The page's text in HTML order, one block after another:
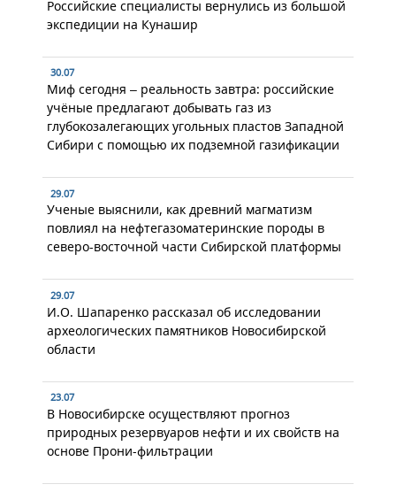
Российские специалисты вернулись из большой
экспедиции на Кунашир
30.07
Миф сегодня – реальность завтра: российские
учёные предлагают добывать газ из
глубокозалегающих угольных пластов Западной
Сибири с помощью их подземной газификации
29.07
Ученые выяснили, как древний магматизм
повлиял на нефтегазоматеринские породы в
северо-восточной части Сибирской платформы
29.07
И.О. Шапаренко рассказал об исследовании
археологических памятников Новосибирской
области
23.07
В Новосибирске осуществляют прогноз
природных резервуаров нефти и их свойств на
основе Прони-фильтрации